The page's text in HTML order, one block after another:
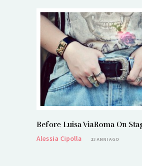
Before Luisa ViaRoma On
Alessia Cipolla
13 ANNI AGO